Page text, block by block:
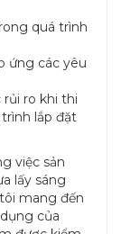
quá trình
ứng các yêu
ro khi thi
lắp đặt
việc sản
lấy sáng
mang đến
của